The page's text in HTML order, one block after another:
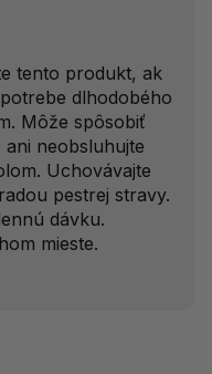
tento produkt, ak
dlhodobého
Môže spôsobiť
neobsluhujte
Uchovávajte
pestrej stravy.
dávku.
mieste.